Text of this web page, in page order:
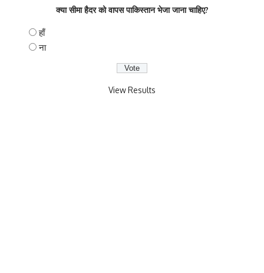
क्या सीमा हैदर को वापस पाकिस्तान भेजा जाना चाहिए?
हाँ
ना
View Results